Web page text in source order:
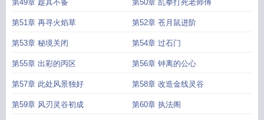
第49章 趁其不备 第50章 乱拳打死老师傅
第51章 再寻火焰草 第52章 苍月鼠进阶
第53章 秘境关闭 第54章 过石门
第55章 出彩的丙区 第56章 钟离的公心
第57章 此处风景独好 第58章 改造金线灵谷
第59章 风刃灵谷初成 第60章 执法阁